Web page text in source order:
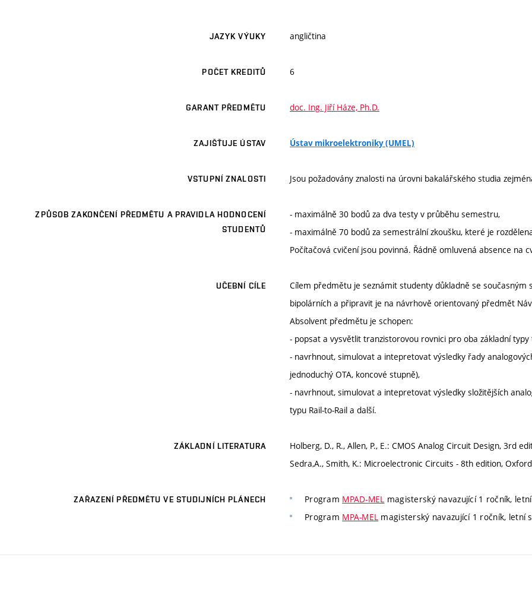
JAZYK VÝUKY angličtina
POČET KREDITŮ 6
GARANT PŘEDMĚTU doc. Ing. Jiří Háze, Ph.D.
ZAJIŠŤUJE ÚSTAV Ústav mikroelektroniky (UMEL)
VSTUPNÍ ZNALOSTI Jsou požadovány znalosti na úrovni bakalářského studia
ZPŮSOB ZAKONČENÍ PŘEDMĚTU A PRAVIDLA HODNOCENÍ
STUDENTŮ
- maximálně 30 bodů za dva testy v průběhu semestru,
- maximálně 70 bodů za semestrální zkoušku, které je
Počítačová cvičení jsou povinná. Řádně omluvená absence na
UČEBNÍ CÍLE
Cílem předmětu je seznámit studenty důkladně se
bipolárních a připravit je na návrhově orientovaný předmět
Absolvent předmětu je schopen:
- popsat a vysvětlit tranzistorovou rovnici pro oba základní
- navrhnout, simulovat a intepretovat výsledky řady
jednoduchý OTA, koncové stupně),
- navrhnout, simulovat a intepretovat výsledky složitějších
typu Rail-to-Rail a další.
ZÁKLADNÍ LITERATURA
Holberg, D., R., Allen, P., E.: CMOS Analog Circuit Design, 3rd
Sedra,A., Smith, K.: Microelectronic Circuits - 8th edition,
ZAŘAZENÍ PŘEDMĚTU VE STUDIJNÍCH PLÁNECH Program MPAD-MEL magisterský navazující 1 ročník,
Program MPA-MEL magisterský navazující 1 ročník, letní